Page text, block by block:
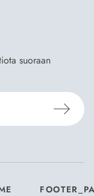
suoraan